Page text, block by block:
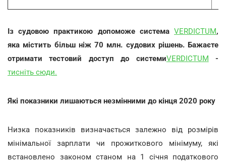
Із судовою практикою допоможе система VERDICTUM,
яка містить більш ніж 70 млн. судових рішень. Бажаєте
отримати тестовий доступ до системиVERDICTUM -
тисніть сюди.
Які показники лишаються незмінними до кінця 2020 року
Низка показників визначається залежно від розмірів
мінімальної зарплати чи прожиткового мінімуму, які
встановлено законом станом на 1 січня податкового